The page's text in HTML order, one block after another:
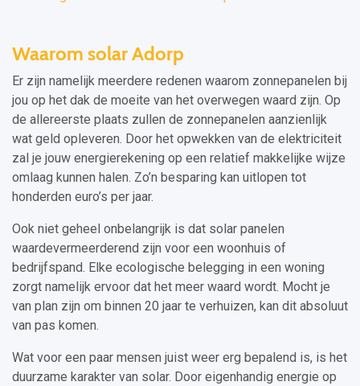
Waarom solar Adorp
Er zijn namelijk meerdere redenen waarom zonnepanelen bij
jou op het dak de moeite van het overwegen waard zijn. Op
de allereerste plaats zullen de zonnepanelen aanzienlijk
wat geld opleveren. Door het opwekken van de elektriciteit
zal je jouw energierekening op een relatief makkelijke wijze
omlaag kunnen halen. Zo’n besparing kan uitlopen tot
honderden euro’s per jaar.
Ook niet geheel onbelangrijk is dat solar panelen
waardevermeerderend zijn voor een woonhuis of
bedrijfspand. Elke ecologische belegging in een woning
zorgt namelijk ervoor dat het meer waard wordt. Mocht je
van plan zijn om binnen 20 jaar te verhuizen, kan dit absoluut
van pas komen.
Wat voor een paar mensen juist weer erg bepalend is, is het
duurzame karakter van solar. Door eigenhandig energie op